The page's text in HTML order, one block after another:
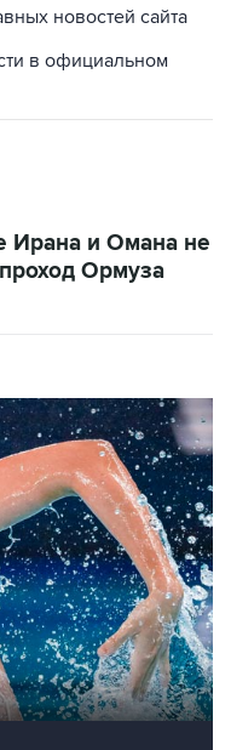
новостей сайта
в официальном
Ирана и Омана не
Ормуза